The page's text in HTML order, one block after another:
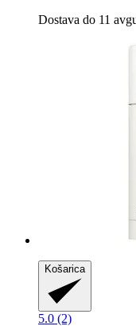
Dostava do 11
Košarica
5.0 (2)